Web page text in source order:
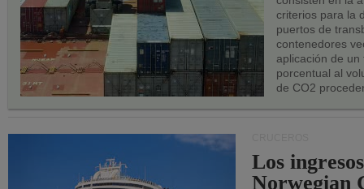
criterios para la
puertos de
contenedores
aplicación de
porcentual al
de CO2
Los
Norwegian